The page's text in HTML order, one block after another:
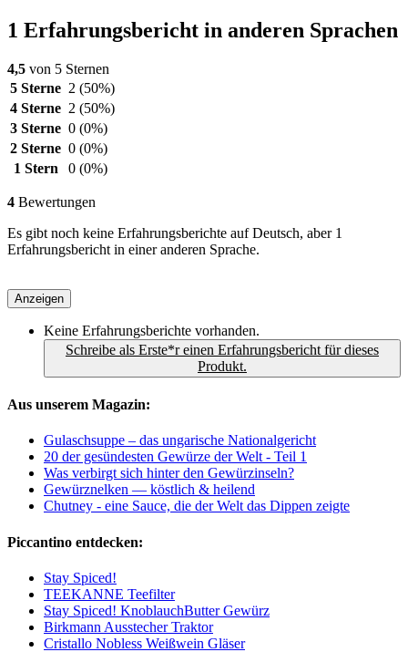
1 Erfahrungsbericht in anderen Sprachen
4,5 von 5 Sternen
5 Sterne 2 (50%)
4 Sterne 2 (50%)
3 Sterne 0 (0%)
2 Sterne 0 (0%)
1 Stern
0 (0%)
4 Bewertungen
Es gibt noch keine Erfahrungsberichte auf Deutsch, aber 1
Erfahrungsbericht in einer anderen Sprache.
Anzeigen
Keine Erfahrungsberichte vorhanden.
Schreibe als Erste*r einen Erfahrungsbericht für dieses
Produkt.
Aus unserem Magazin:
Gulaschsuppe – das ungarische Nationalgericht
20 der gesündesten Gewürze der Welt - Teil 1
Was verbirgt sich hinter den Gewürzinseln?
Gewürznelken — köstlich & heilend
Chutney - eine Sauce, die der Welt das Dippen zeigte
Piccantino entdecken:
Stay Spiced!
TEEKANNE Teefilter
Stay Spiced! KnoblauchButter Gewürz
Birkmann Ausstecher Traktor
Cristallo Nobless Weißwein Gläser